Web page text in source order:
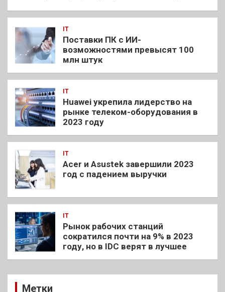
IT
Поставки ПК с ИИ-
возможностями превысят 100
млн штук
IT
Huawei укрепила лидерство на
рынке телеком-оборудования в
2023 году
IT
Acer и Asustek завершили 2023
год с падением выручки
IT
Рынок рабочих станций
сократился почти на 9% в 2023
году, но в IDC верят в лучшее
Метки